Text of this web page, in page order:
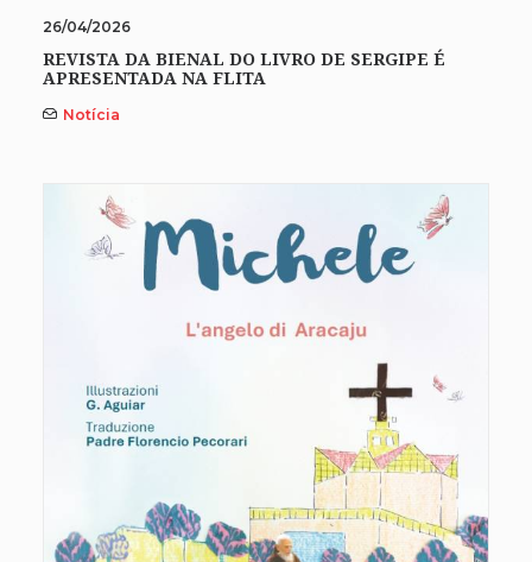
26/04/2026
REVISTA DA BIENAL DO LIVRO DE SERGIPE É
APRESENTADA NA FLITA
Notícia